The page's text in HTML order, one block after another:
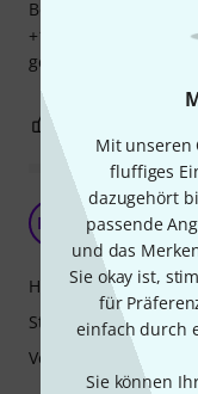
Mit unseren
fluffiges
dazugehört
passende
und das
Sie okay ist,
für
einfach durch
Sie können
Belastung.
+1,8m Menschen
geht ohne Probleme.
MM Endlich ein
Handling
Stabilität
Verarbeitung